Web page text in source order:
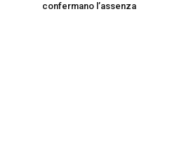
confermano l’assenza